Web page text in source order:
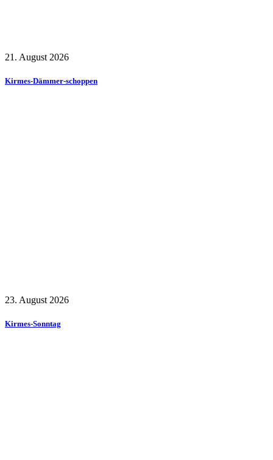
21. August 2026
Kirmes-Dämmer-schoppen
23. August 2026
Kirmes-Sonntag